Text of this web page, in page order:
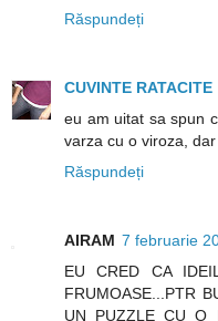
Răspundeți
CUVINTE RATACITE
eu am uitat sa spun
varza cu o viroza, dar
Răspundeți
AIRAM 7 februarie
EU CRED CA
FRUMOASE...PTR
UN PUZZLE CU O